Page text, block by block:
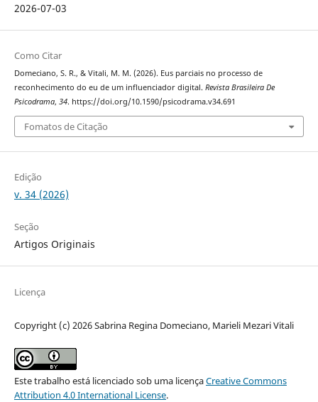
2026-07-03
Como Citar
Domeciano, S. R., & Vitali, M. M. (2026). Eus parciais no processo de
reconhecimento do eu de um influenciador digital. Revista Brasileira De
Psicodrama, 34. https://doi.org/10.1590/psicodrama.v34.691
Fomatos de Citação
Edição
v. 34 (2026)
Seção
Artigos Originais
Licença
Copyright (c) 2026 Sabrina Regina Domeciano, Marieli Mezari Vitali
Este trabalho está licenciado sob uma licençaCreative Commons
Attribution 4.0 International License.